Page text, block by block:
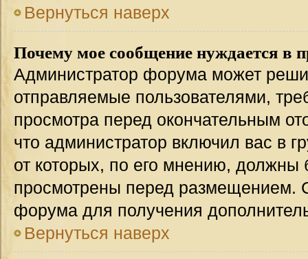
Вернуться наверх
Почему мое сообщение нуждается в
Администратор форума может
отправляемые пользователями,
просмотра перед окончательным
что администратор включил вас в
от которых, по его мнению, должны
просмотрены перед размещением.
форума для получения
Вернуться наверх